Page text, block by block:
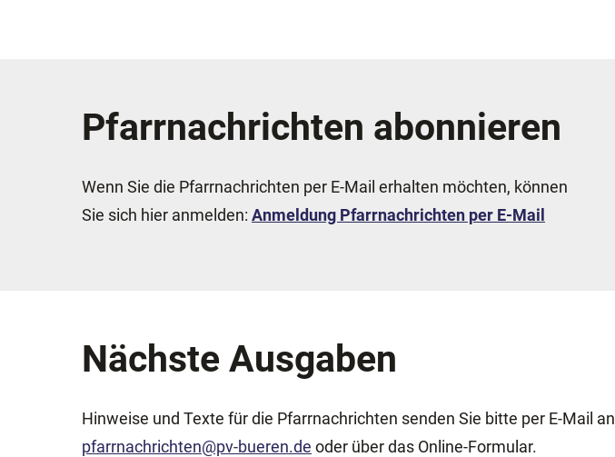
Pfarrnachrichten abonnieren
Wenn Sie die Pfarrnachrichten per E-Mail erhalten möchten, können
Sie sich hier anmelden: Anmeldung Pfarrnachrichten per E-Mail
Nächste Ausgaben
Hinweise und Texte für die Pfarrnachrichten senden Sie bitte per E-Mail an
pfarrnachrichten@pv-bueren.de oder über das Online-Formular.